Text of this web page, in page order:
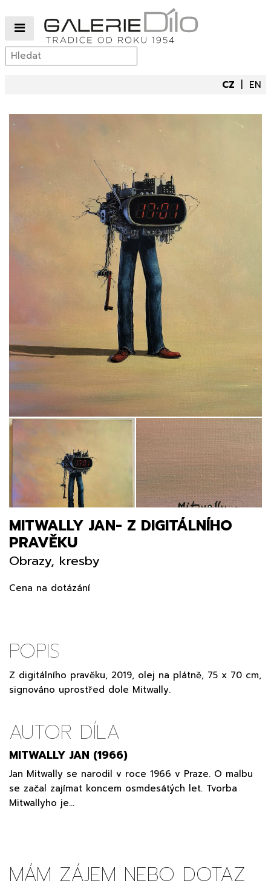
CZ EN
MITWALLY JAN- Z DIGITÁLNÍHO
PRAVĚKU
Obrazy, kresby
Cena na dotázání
POPIS
Z digitálního pravěku, 2019, olej na plátně, 75 x 70 cm,
signováno uprostřed dole Mitwally.
AUTOR DÍLA
MITWALLY JAN (1966)
Jan Mitwally se narodil v roce 1966 v Praze. O malbu
se začal zajímat koncem osmdesátých let. Tvorba
Mitwallyho je…
MÁM ZÁJEM NEBO DOTAZ